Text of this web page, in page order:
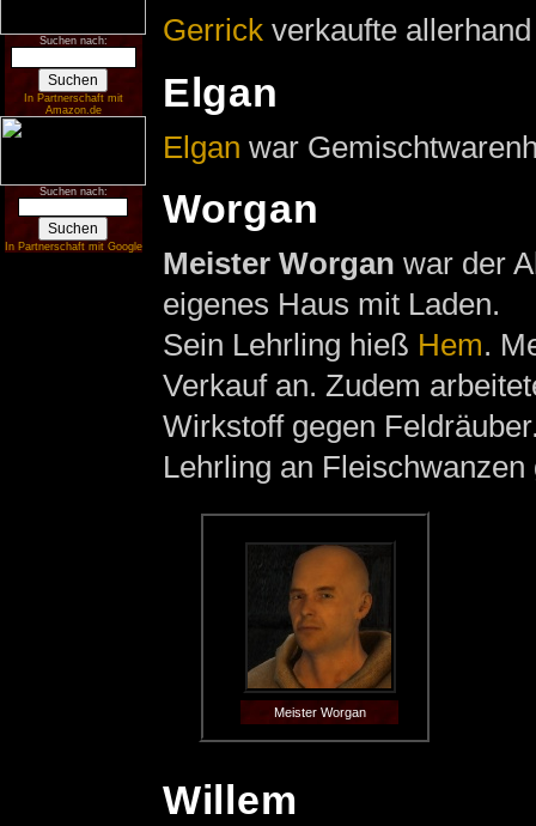
Suchen nach:
In Partnerschaft mit
Amazon.de
Suchen nach:
In Partnerschaft mit Google
Gerrickverkaufte
Elgan
Elgan war
Worgan
Meister Worgan war der
eigenes Haus mit Laden.
Sein Lehrling hieß Hem.
Verkauf an. Zudem
Wirkstoff gegen
Lehrling an
Meister Worgan
Willem